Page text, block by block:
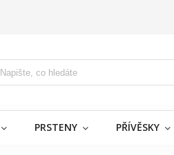
PRSTENY PŘÍVĚSKY